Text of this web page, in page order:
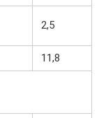
2,5
11,8